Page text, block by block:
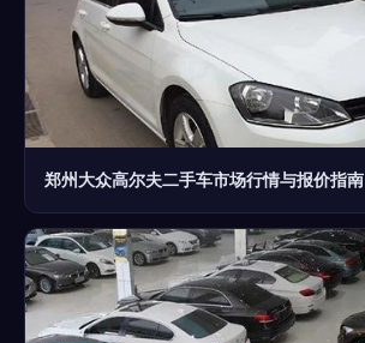
郑州大众高尔夫二手车市场行情与报价指南